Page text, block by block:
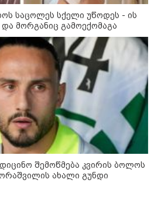
14:13 / 04-08-2026
მორიგი თავდასხმა რუსეთში,
ნავთობგადამამუშავებელ
ქარხანაზე - რა დეტალებია
ცნობილი
09:20 / 04-08-2026
შვიდი გარდაცვლილი და 40
დაშავებული - რუსეთში
აცხადებენ, რომ უკრაინული
დრონი დამსვენებლებით სავსე
სანაპიროზე აფეთქდა (ვიდეო)
საცოლეს სქელი უწოდეს - ის
მორგანიც გამოექომაგა
შემოწმება კვირის ბოლოს
ახალი გუნდი